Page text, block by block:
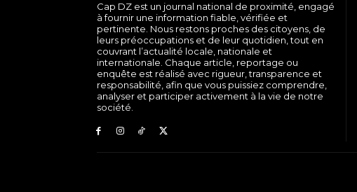
Cap DZ est un journal national de proximité, engagé
à fournir une information fiable, vérifiée et
pertinente. Nous restons proches des citoyens, de
leurs préoccupations et de leur quotidien, tout en
couvrant l’actualité locale, nationale et
internationale. Chaque article, reportage ou
enquête est réalisé avec rigueur, transparence et
responsabilité, afin que vous puissiez comprendre,
analyser et participer activement à la vie de notre
société.